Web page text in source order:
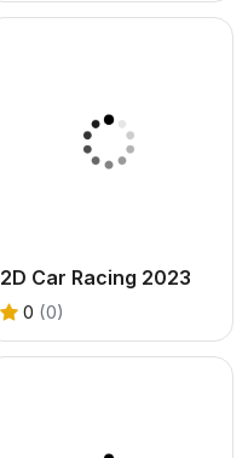
2D Car Racing 2023
0 (0)